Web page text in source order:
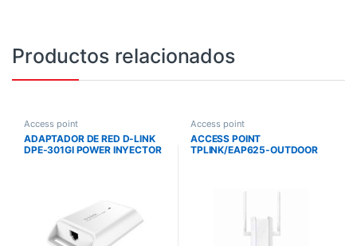
Productos relacionados
Access point
ADAPTADOR DE RED D-LINK
DPE-301GI POWER INYECTOR
Access point
ACCESS POINT
TPLINK/EAP625-OUTDOOR